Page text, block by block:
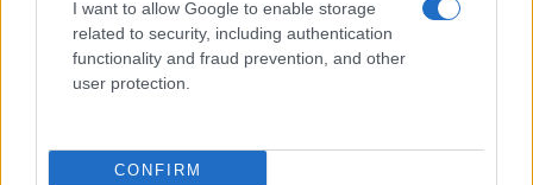
I want to allow Google to enable storage
related to security, including authentication
functionality and fraud prevention, and other
user protection.
CONFIRM
Η Τουρκική αμυντική βιομηχανία
εξαπλώνεται στη Λατινική Αμερική –
αποτύπωμα ήδη σε Χιλή, Βραζιλία,